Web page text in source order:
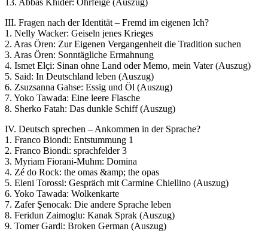
III. Fragen nach der Identität – Fremd im eigenen Ich?
1. Nelly Wacker: Geiseln jenes Krieges
2. Aras Ören: Zur Eigenen Vergangenheit die Tradition suchen
3. Aras Ören: Sonntägliche Ermahnung
4. Ismet Elçi: Sinan ohne Land oder Memo, mein Vater (Auszug)
5. Said: In Deutschland leben (Auszug)
6. Zsuzsanna Gahse: Essig und Öl (Auszug)
7. Yoko Tawada: Eine leere Flasche
8. Sherko Fatah: Das dunkle Schiff (Auszug)
IV. Deutsch sprechen – Ankommen in der Sprache?
1. Franco Biondi: Entstummung 1
2. Franco Biondi: sprachfelder 3
3. Myriam Fiorani-Muhm: Domina
4. Zé do Rock: the omas &amp; the opas
5. Eleni Torossi: Gespräch mit Carmine Chiellino (Auszug)
6. Yoko Tawada: Wolkenkarte
7. Zafer Şenocak: Die andere Sprache leben
8. Feridun Zaimoglu: Kanak Sprak (Auszug)
9. Tomer Gardi: Broken German (Auszug)